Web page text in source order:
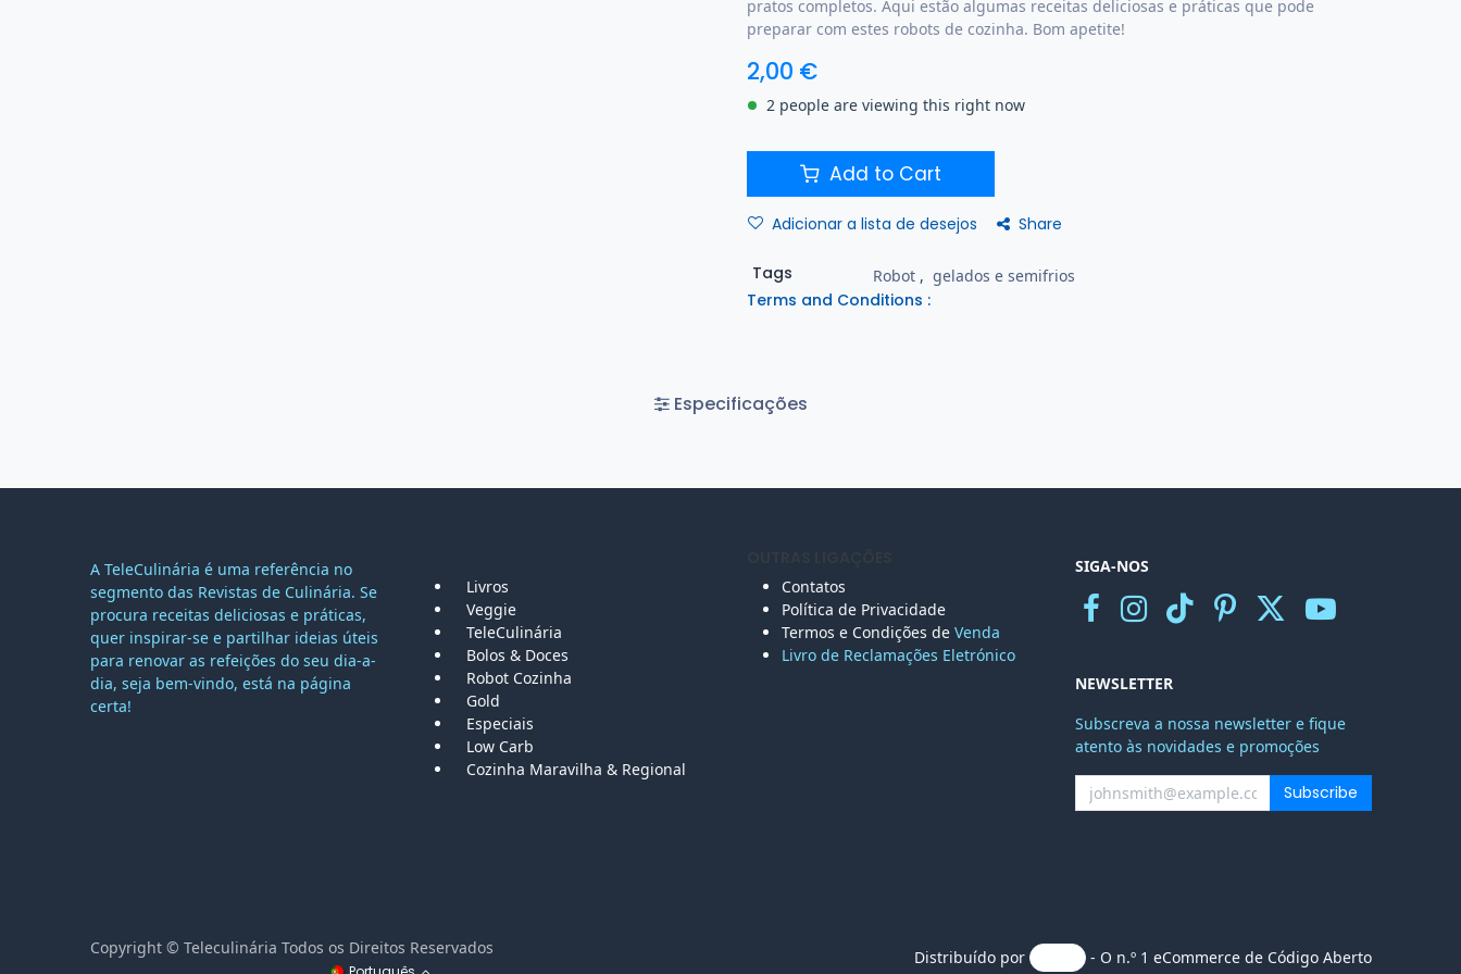
pratos completos. Aqui estão algumas receitas deliciosas e práticas que pode
preparar com estes robots de cozinha. Bom apetite!
2,00 €
2 people are viewing this right now
Add to Cart
Adicionar a lista de desejos Share
Tags Robot, gelados e semifrios
Terms and Conditions :
Especificações
A TeleCulinária é uma referência no
segmento das Revistas de Culinária. Se
procura receitas deliciosas e práticas,
quer inspirar-se e partilhar ideias úteis
para renovar as refeições do seu dia-a-
dia, seja bem-vindo, está na página
certa!
Livros
Veggie
TeleCulinária
Bolos & Doces
Robot Cozinha
Gold
Especiais
Low Carb
Cozinha Maravilha & Regional
Contatos
Política de Privacidade
Termos e Condições de Venda
Livro de Reclamações Eletrónico
SIGA-NOS
NEWSLETTER
Subscreva a nossa newsletter e fique
atento às novidades e promoções
Subscribe
Copyright © Teleculinária Todos os Direitos Reservados Distribuído por - O n.º 1 eCommerce de Código Aberto